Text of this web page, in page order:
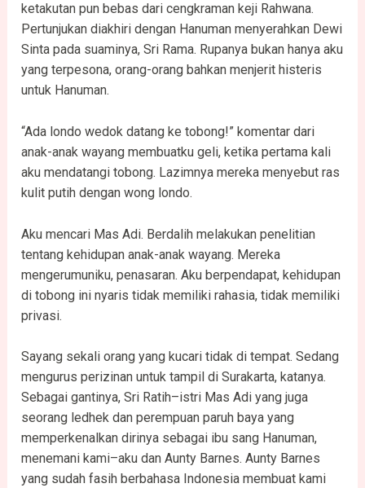
ketakutan pun bebas dari cengkraman keji Rahwana.
Pertunjukan diakhiri dengan Hanuman menyerahkan Dewi
Sinta pada suaminya, Sri Rama. Rupanya bukan hanya aku
yang terpesona, orang-orang bahkan menjerit histeris
untuk Hanuman.
“Ada londo wedok datang ke tobong!” komentar dari
anak-anak wayang membuatku geli, ketika pertama kali
aku mendatangi tobong. Lazimnya mereka menyebut ras
kulit putih dengan wong londo.
Aku mencari Mas Adi. Berdalih melakukan penelitian
tentang kehidupan anak-anak wayang. Mereka
mengerumuniku, penasaran. Aku berpendapat, kehidupan
di tobong ini nyaris tidak memiliki rahasia, tidak memiliki
privasi.
Sayang sekali orang yang kucari tidak di tempat. Sedang
mengurus perizinan untuk tampil di Surakarta, katanya.
Sebagai gantinya, Sri Ratih–istri Mas Adi yang juga
seorang ledhek dan perempuan paruh baya yang
memperkenalkan dirinya sebagai ibu sang Hanuman,
menemani kami–aku dan Aunty Barnes. Aunty Barnes
yang sudah fasih berbahasa Indonesia membuat kami